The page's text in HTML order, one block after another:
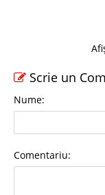
Scrie un
Nume:
Comentariu: